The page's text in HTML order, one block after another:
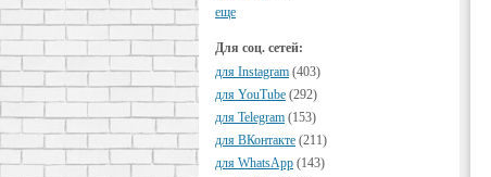
еще
Для соц. сетей:
для Instagram (403)
для YouTube (292)
для Telegram (153)
для ВКонтакте (211)
для WhatsApp (143)